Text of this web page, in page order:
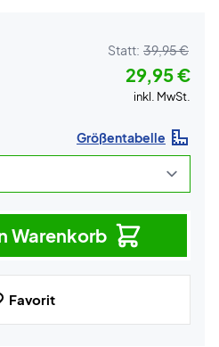
Statt: 39,95 €
29,95 €
inkl. MwSt.
Größentabelle
Warenkorb
Favorit